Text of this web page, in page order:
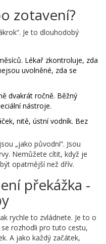
zotavení?
Je to dlouhodobý
Lékař zkontroluje, zda
uvolněné, zda se
dvakrát ročně. Běžný
nástroje.
nitě, ústní vodník. Bez
„jako původní“. Jsou
Nemůžete cítit, když je
opatrnější než dřív.
překážka -
rychle to zvládnete. Je to o
rozhodli pro tuto cestu,
A jako každý začátek,